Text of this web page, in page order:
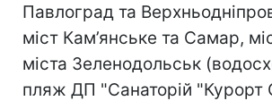
Павлоград та
міст Кам’янське та Самар,
міста Зеленодольськ
пляж ДП "Санаторій "Курорт